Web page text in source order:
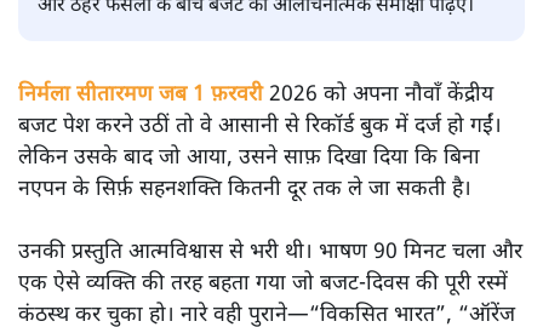
सतीश झा
मोदी सरकार का बजट 2026 बड़े बदलाव का वादा करता दिखता है,
और ठहरे फैसलों के बीच बजट की आलोचनात्मक समीक्षा पढ़िए।